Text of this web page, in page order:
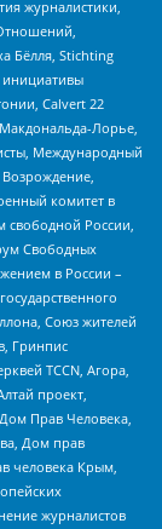
журналистики,
Бёлля, Stichting
инициативы
Calvert 22
Лорье,
Международный
комитет в
России,
Свободных
в России –
Союз жителей
Гринпис
TCCN, Агора,
проект,
Прав Человека,
Дом прав
человека Крым,
журналистов